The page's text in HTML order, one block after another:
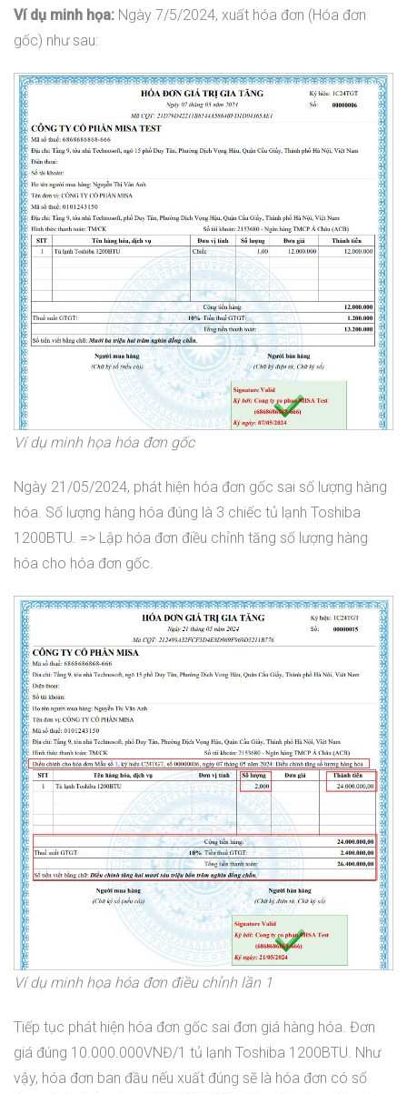
Ví dụ minh họa: Ngày 7/5/2024, xuất hóa đơn (Hóa đơn
gốc) như sau:
Ví dụ minh họa hóa đơn gốc
Ngày 21/05/2024, phát hiện hóa đơn gốc sai số lượng hàng
hóa. Số lượng hàng hóa đúng là 3 chiếc tủ lạnh Toshiba
1200BTU. => Lập hóa đơn điều chỉnh tăng số lượng hàng
hóa cho hóa đơn gốc.
Ví dụ minh họa hóa đơn điều chỉnh lần 1
Tiếp tục phát hiện hóa đơn gốc sai đơn giá hàng hóa. Đơn
giá đúng 10.000.000VNĐ/1 tủ lạnh Toshiba 1200BTU. Như
vậy, hóa đơn ban đầu nếu xuất đúng sẽ là hóa đơn có số